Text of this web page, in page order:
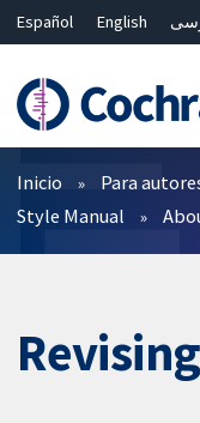
Español English
Bahasa Malaysia
ไทย
Filtros
Inicio Para
Style Manual